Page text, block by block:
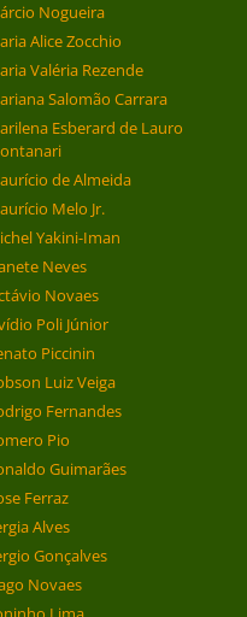
Nogueira
Alice Zocchio
Valéria Rezende
Salomão Carrara
Esberard de Lauro
de Almeida
Melo Jr.
Yakini-Iman
Neves
Novaes
Poli Júnior
Piccinin
Luiz Veiga
Fernandes
Pio
Guimarães
Ferraz
Alves
Gonçalves
Novaes